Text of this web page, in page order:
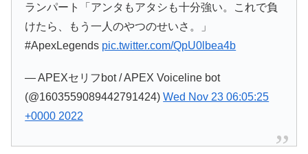
ランパート「アンタもアタシも十分強い。これで負
けたら、もう一人のやつのせいさ。」
#ApexLegends pic.twitter.com/QpU0lbea4b
— APEXセリフbot / APEX Voiceline bot
(@1603559089442791424)Wed Nov 23 06:05:25
+0000 2022